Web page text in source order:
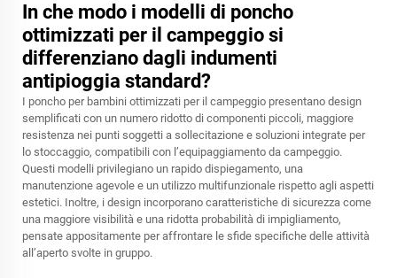
In che modo i modelli di poncho
ottimizzati per il campeggio si
differenziano dagli indumenti
antipioggia standard?
I poncho per bambini ottimizzati per il campeggio presentano design
semplificati con un numero ridotto di componenti piccoli, maggiore
resistenza nei punti soggetti a sollecitazione e soluzioni integrate per
lo stoccaggio, compatibili con l’equipaggiamento da campeggio.
Questi modelli privilegiano un rapido dispiegamento, una
manutenzione agevole e un utilizzo multifunzionale rispetto agli aspetti
estetici. Inoltre, i design incorporano caratteristiche di sicurezza come
una maggiore visibilità e una ridotta probabilità di impigliamento,
pensate appositamente per affrontare le sfide specifiche delle attività
all’aperto svolte in gruppo.